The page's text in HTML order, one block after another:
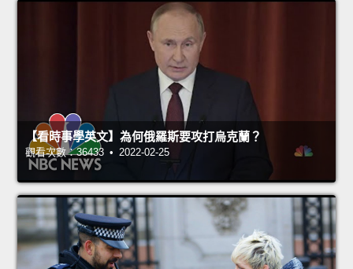
【看時事學英文】為何俄羅斯要攻打烏克蘭？
觀看次數：36433 • 2022-02-25